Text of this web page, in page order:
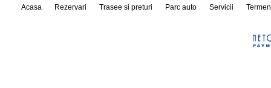
Acasa Rezervari Trasee si preturi Parc auto Servicii